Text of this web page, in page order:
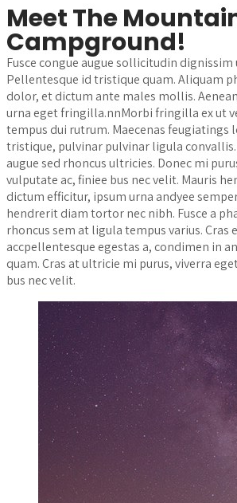
Meet The
Campground!
Fusce congue augue sollicitudin dignissim
Pellentesque id tristique quam. Aliquam
dolor, et dictum ante males mollis.
urna eget fringilla.nnMorbi fringilla ex ut
tempus dui rutrum. Maecenas feugiatings
tristique, pulvinar pulvinar ligula
augue sed rhoncus ultricies. Donec mi
vulputate ac, finiee bus nec velit. Mauris
dictum efficitur, ipsum urna andyee
hendrerit diam tortor nec nibh. Fusce a
rhoncus sem at ligula tempus varius. Cras
accpellentesque egestas a, condimen in
quam. Cras at ultricie mi purus, viverra
bus nec velit.